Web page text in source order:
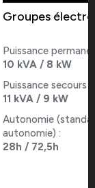
Groupes
Puissance
10 kVA / 8 kW
Puissance secours
11 kVA / 9 kW
Autonomie
autonomie) :
28h / 72,5h